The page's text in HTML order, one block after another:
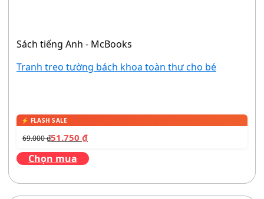
Sách tiếng Anh - McBooks
Tranh treo tường bách khoa toàn thư cho bé
69.000₫51.750 ₫
Chọn mua